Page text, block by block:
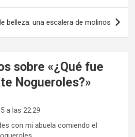
belleza: una escalera de molinos
sobre «¿Qué fue
Nogueroles?»
a las 22:29
con mi abuela comiendo el